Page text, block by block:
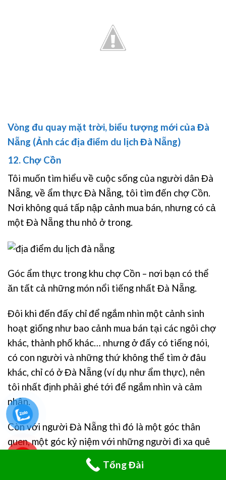
Vòng đu quay mặt trời, biểu tượng mới của Đà
Nẵng (Ảnh các địa điểm du lịch Đà Nẵng)
12. Chợ Cồn
Tôi muốn tìm hiểu về cuộc sống của người dân Đà
Nẵng, về ẩm thực Đà Nẵng, tôi tìm đến chợ Cồn.
Nơi không quá tấp nập cảnh mua bán, nhưng có cả
một Đà Nẵng thu nhỏ ở trong.
Góc ẩm thực trong khu chợ Cồn – nơi bạn có thể
ăn tất cả những món nổi tiếng nhất Đà Nẵng.
Đôi khi đến đấy chỉ để ngắm nhìn một cảnh sinh
hoạt giống như bao cảnh mua bán tại các ngôi chợ
khác, thành phố khác… nhưng ở đấy có tiếng nói,
có con người và những thứ không thể tìm ở đâu
khác, chỉ có ở Đà Nẵng (ví dụ như ẩm thực), nên
tôi nhất định phải ghé tới để ngắm nhìn và cảm
nhận.
Còn với người Đà Nẵng thì đó là một góc thân
quen, một góc kỷ niệm với những người đi xa quê
Tổng Đài